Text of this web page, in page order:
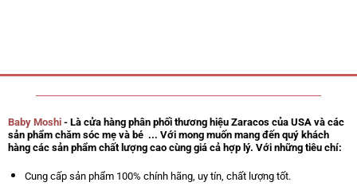
Baby Moshi- Là cửa hàng phân phối thương hiệu Zaracos của USA và các
sản phẩm chăm sóc mẹ và bé ... Với mong muốn mang đến quý khách
hàng các sản phẩm chất lượng cao cùng giá cả hợp lý. Với những tiêu chí:
Cung cấp sản phẩm 100% chính hãng, uy tín, chất lượng tốt.